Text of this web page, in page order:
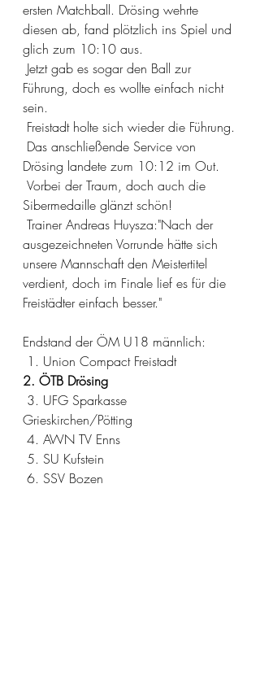
ersten Matchball. Drösing wehrte
diesen ab, fand plötzlich ins Spiel und
glich zum 10:10 aus.
Führung, doch es wollte einfach nicht
sein.
Freistadt holte sich wieder die Führung.
Drösing landete zum 10:12 im Out.
Sibermedaille glänzt schön!
ausgezeichneten Vorrunde hätte sich
unsere Mannschaft den Meistertitel
verdient, doch im Finale lief es für die
Freistädter einfach besser."
Endstand der ÖM U18 männlich:
1. Union Compact Freistadt
2. ÖTB Drösing
Grieskirchen/Pötting
4. AWN TV Enns
5. SU Kufstein
6. SSV Bozen